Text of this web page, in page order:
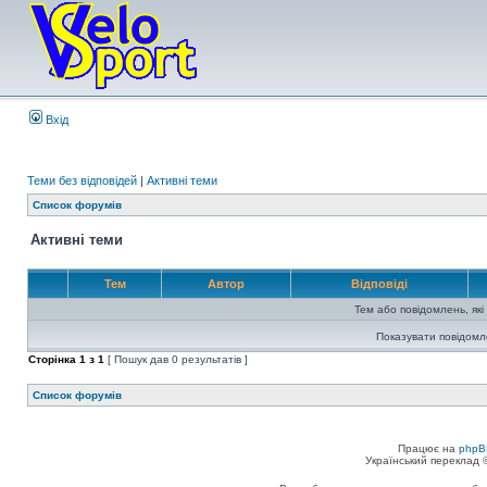
Вхід
Теми без відповідей | Активні теми
Список форумів
Активні теми
Тем Автор Відповіді
Тем або повідомлень,
Показувати
Сторінка 1 з 1 [ Пошук дав 0 результатів ]
Список форумів
Працює на
Український